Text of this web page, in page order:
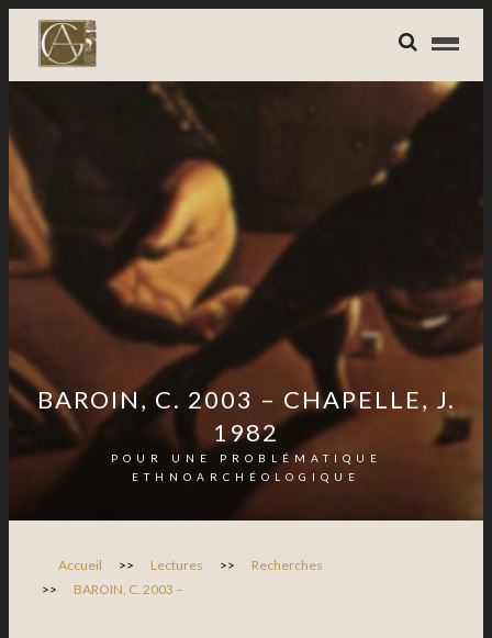
BAROIN, C. 2003 – CHAPELLE, J.
1982
POUR UNE PROBLÉMATIQUE
ETHNOARCHÉOLOGIQUE
Accueil >> Lectures >>
Recherches
>>
BAROIN, C. 2003 –